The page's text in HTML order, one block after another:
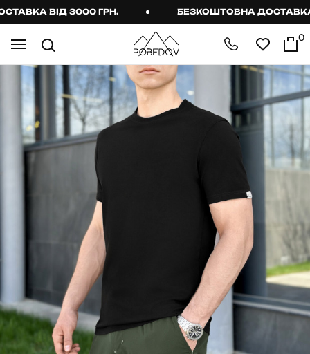
ВІД 3000 ГРН. БЕЗКОШТОВНА ДОСТАВКА
0